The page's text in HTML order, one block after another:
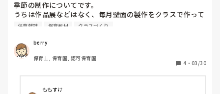
季節の制作についてです。
うちは作品展などはなく、毎月壁面の製作をクラスで作って
年度末に一つの冊子にしてまとめて子どもたちに返します。
ますか？
基本的にInstagramや保育雑誌から見本にすることが多いの
ですが、皆さんがどのような媒体を参考にしているか気にな
意外と1枚の画用紙にやる製作案が見当たらないのと、違う
クラスになるとはいえど毎年のことなので案が底を着きます
保育雑誌 保育教材 クラスづくり
berry
保育士, 保育園, 認可保育園
4 ・ 03/30
ももすけ